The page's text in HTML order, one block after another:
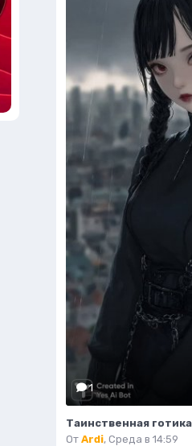
1
От Ardi, Среда в 14:59